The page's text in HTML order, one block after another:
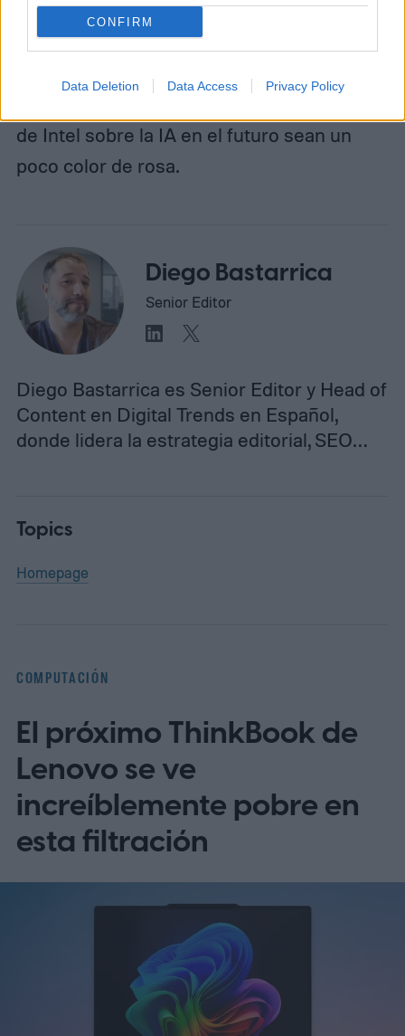
CONFIRM
Data Deletion Data Access Privacy Policy
En un futuro dominado por los agentes de
IA, quieres ser la empresa que venda el
hardware que hace funcionar estas
de Intel sobre la IA en el futuro sean un
poco color de rosa.
Diego Bastarrica
Senior Editor
Diego Bastarrica es Senior Editor y Head of
Content en Digital Trends en Español,
donde lidera la estrategia editorial, SEO…
Topics
Homepage
COMPUTACIÓN
El próximo ThinkBook de
Lenovo se ve
increíblemente pobre en
esta filtración